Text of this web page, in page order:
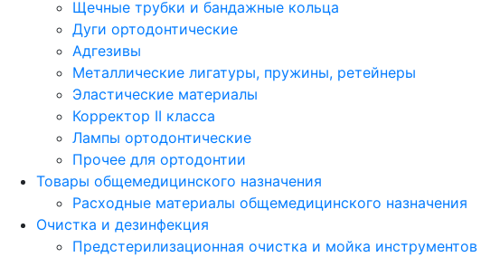
Щечные трубки и бандажные кольца
Дуги ортодонтические
Адгезивы
Металлические лигатуры, пружины, ретейнеры
Эластические материалы
Корректор II класса
Лампы ортодонтические
Прочее для ортодонтии
Товары общемедицинского назначения
Расходные материалы общемедицинского назначения
Очистка и дезинфекция
Предстерилизационная очистка и мойка инструментов